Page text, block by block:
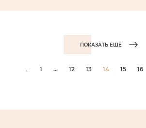
ПОКАЗАТЬ ЕЩЁ
← 1 ... 12 13 14 15 16